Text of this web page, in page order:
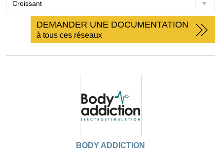
DEMANDER UNE DOCUMENTATION
à tous ces réseaux
BODY ADDICTION